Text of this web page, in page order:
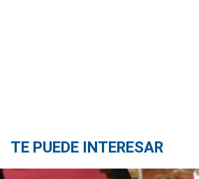
TE PUEDE INTERESAR